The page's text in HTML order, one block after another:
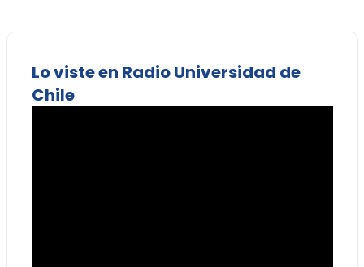
Lo viste en Radio Universidad de
Chile